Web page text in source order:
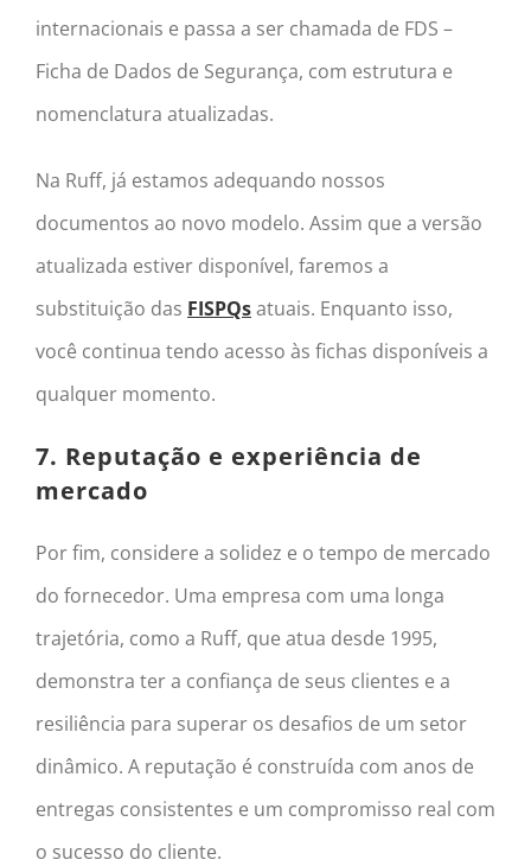
internacionais e passa a ser chamada de FDS –
Ficha de Dados de Segurança, com estrutura e
nomenclatura atualizadas.
Na Ruff, já estamos adequando nossos
documentos ao novo modelo. Assim que a versão
atualizada estiver disponível, faremos a
substituição das FISPQsatuais. Enquanto isso,
você continua tendo acesso às fichas disponíveis a
qualquer momento.
7. Reputação e experiência de
mercado
Por fim, considere a solidez e o tempo de mercado
do fornecedor. Uma empresa com uma longa
trajetória, como a Ruff, que atua desde 1995,
demonstra ter a confiança de seus clientes e a
resiliência para superar os desafios de um setor
dinâmico. A reputação é construída com anos de
entregas consistentes e um compromisso real com
o sucesso do cliente.